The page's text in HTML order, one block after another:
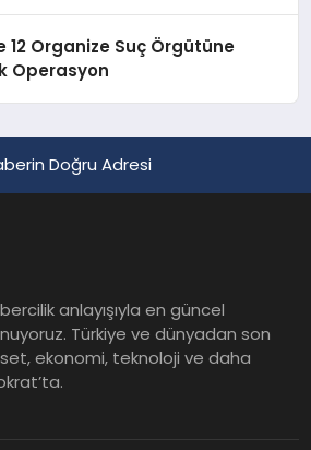
12 Organize Suç Örgütüne
Operasyon
Doğru Adresi
anlayışıyla en güncel
Türkiye ve dünyadan son
ekonomi, teknoloji ve daha